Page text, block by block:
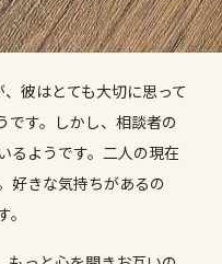
彼はとても大切に思って
です。しかし、相談者の
るようです。二人の現在
好きな気持ちがあるの